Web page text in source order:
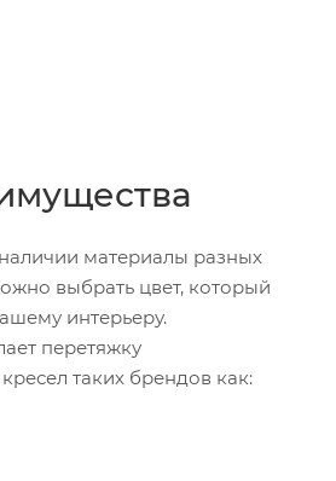
материалы разных
выбрать цвет, который
интерьеру.
перетяжку
таких брендов как: